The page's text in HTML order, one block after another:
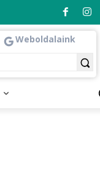
Weboldalaink